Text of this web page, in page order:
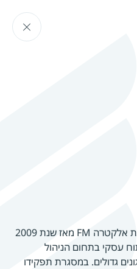
דניאל מילוא מכהן כמנכ"ל קבוצת אלקטרה FM מאז שנת 2009
עסקי בתחום הניהול
גדולים. במסגרת תפקידו
Go
back